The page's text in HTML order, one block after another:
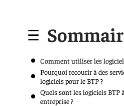
Comment utiliser les
Pourquoi recourir à des
logiciels pour le BTP ?
Quels sont les logiciels BTP
entreprise ?